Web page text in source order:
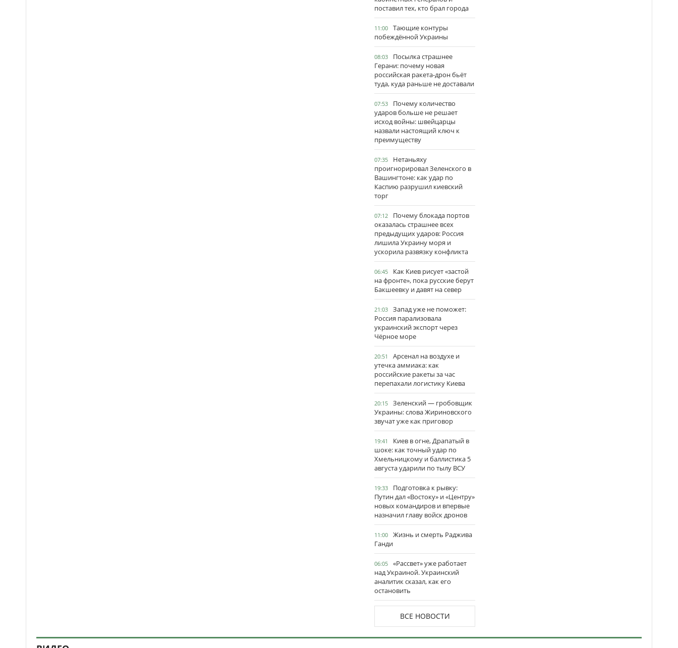
поставил тех, кто брал города
11:00
Тающие контуры
побеждённой Украины
08:03
Посылка страшнее
Герани: почему новая
российская ракета-дрон бьёт
туда, куда раньше не доставали
07:53
Почему количество
ударов больше не решает
исход войны: швейцарцы
назвали настоящий ключ к
преимуществу
07:35
Нетаньяху
проигнорировал Зеленского в
Вашингтоне: как удар по
Каспию разрушил киевский
торг
07:12
Почему блокада портов
оказалась страшнее всех
предыдущих ударов: Россия
лишила Украину моря и
ускорила развязку конфликта
06:45
Как Киев рисует «застой
на фронте», пока русские берут
Бакшеевку и давят на север
21:03
Запад уже не поможет:
Россия парализовала
украинский экспорт через
Чёрное море
20:51
Арсенал на воздухе и
утечка аммиака: как
российские ракеты за час
перепахали логистику Киева
20:15
Зеленский — гробовщик
Украины: слова Жириновского
звучат уже как приговор
19:41
Киев в огне, Драпатый в
шоке: как точный удар по
Хмельницкому и баллистика 5
августа ударили по тылу ВСУ
19:33
Подготовка к рывку:
Путин дал «Востоку» и «Центру»
новых командиров и впервые
назначил главу войск дронов
11:00
Жизнь и смерть Раджива
Ганди
06:05
«Рассвет» уже работает
над Украиной. Украинский
аналитик сказал, как его
остановить
ВСЕ НОВОСТИ